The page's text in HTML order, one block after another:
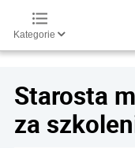
Kategorie
Starosta
za